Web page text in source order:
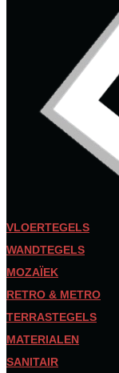
VLOERTEGELS
WANDTEGELS
MOZAÏEK
RETRO & METRO
TERRASTEGELS
MATERIALEN
SANITAIR